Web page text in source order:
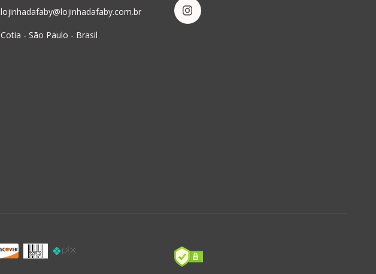
lojinhadafaby@lojinhadafaby.com.br
Cotia - São Paulo - Brasil